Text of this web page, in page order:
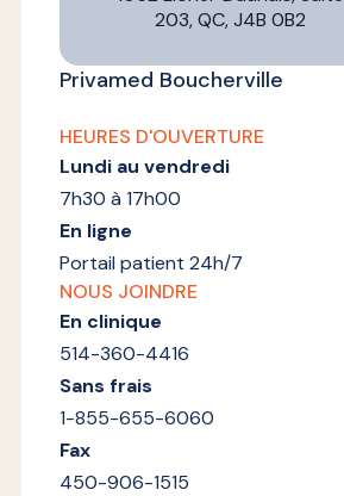
203, QC, J4B 0B2
Privamed Boucherville
HEURES D'OUVERTURE
Lundi au vendredi
7h30 à 17h00
En ligne
Portail patient 24h/7
NOUS JOINDRE
En clinique
514-360-4416
Sans frais
1-855-655-6060
Fax
450-906-1515